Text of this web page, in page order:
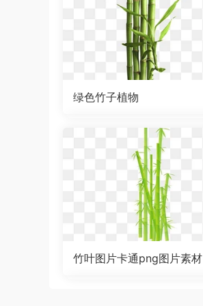
绿色竹子植物
竹叶图片卡通png图片素材